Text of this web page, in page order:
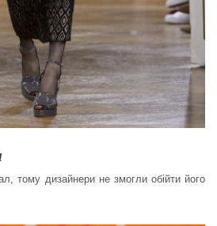
тому дизайнери не змогли обійти його